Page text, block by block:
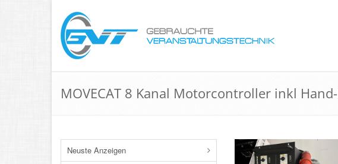
MOVECAT 8 Kanal Motorcontroller inkl
Neuste Anzeigen